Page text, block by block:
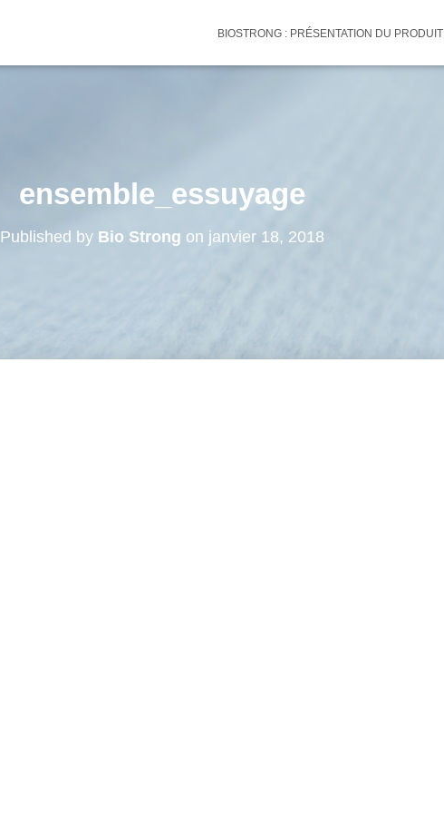
BIOSTRONG : PRÉSENTATION DU PRODUIT
ensemble_essuyage
Published by Bio Strong on janvier 18, 2018